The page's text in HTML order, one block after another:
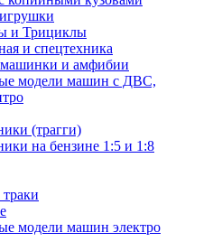
и Трициклы
и спецтехника
и амфибии
модели машин с ДВС,
(трагги)
на бензине 1:5 и 1:8
модели машин электро